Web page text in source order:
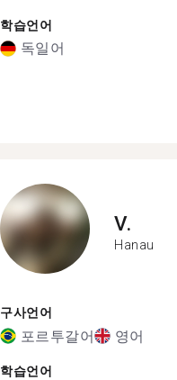
학습언어
독일어
V.
Hanau
구사언어
포르투갈어 영어
학습언어